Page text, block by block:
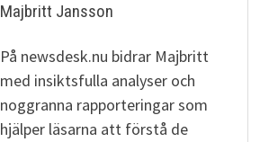
Majbritt Jansson
På newsdesk.nu bidrar Majbritt
med insiktsfulla analyser och
noggranna rapporteringar som
hjälper läsarna att förstå de